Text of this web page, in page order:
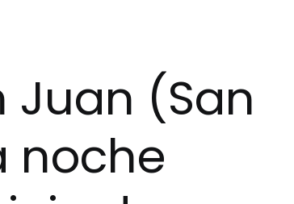
Juan (San
noche